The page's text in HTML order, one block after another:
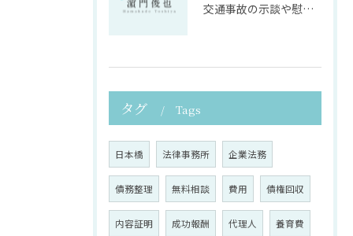
交通事故の示談や慰謝料算定の具体的手法
タグ Tags
日本橋 法律事務所 企業法務
債務整理 無料相談 費用 債権回収
内容証明 成功報酬 代理人 養育費